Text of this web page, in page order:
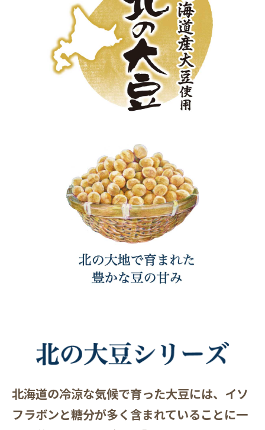
北海道の冷涼な気候で育った大豆には、イソ
フラボンと糖分が多く含まれていることに一